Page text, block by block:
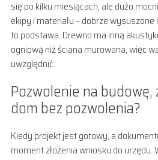
się po kilku miesiącach, ale dużo
ekipy i materiału – dobrze
to podstawa. Drewno ma inną
ogniową niż ściana murowana, więc
uwzględnić.
Pozwolenie na budowę,
dom bez pozwolenia?
Kiedy projekt jest gotowy, a
moment złożenia wniosku do urzędu.